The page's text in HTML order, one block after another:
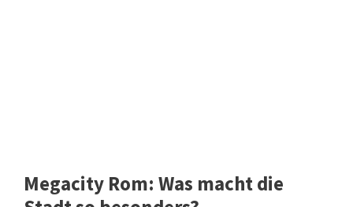
Megacity Rom: Was macht die